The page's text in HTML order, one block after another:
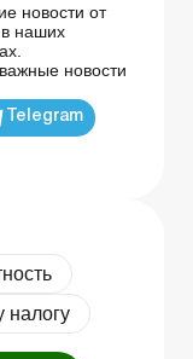
новости от
в наших
новости
Telegram
налогу